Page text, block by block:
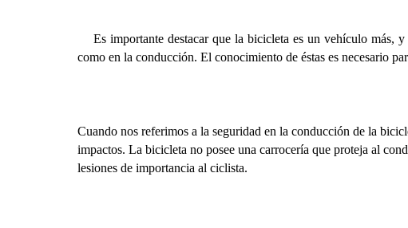
Es importante destacar que la bicicleta es un vehículo más,
como en la conducción. El conocimiento de éstas es necesario
Cuando nos referimos a la seguridad en la conducción de la
impactos. La bicicleta no posee una carrocería que proteja al
lesiones de importancia al ciclista.